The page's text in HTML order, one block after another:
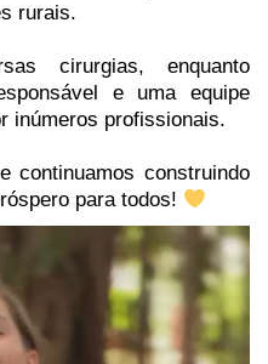
rurais.
cirurgias, enquanto
e uma equipe
inúmeros profissionais.
continuamos construindo
para todos!